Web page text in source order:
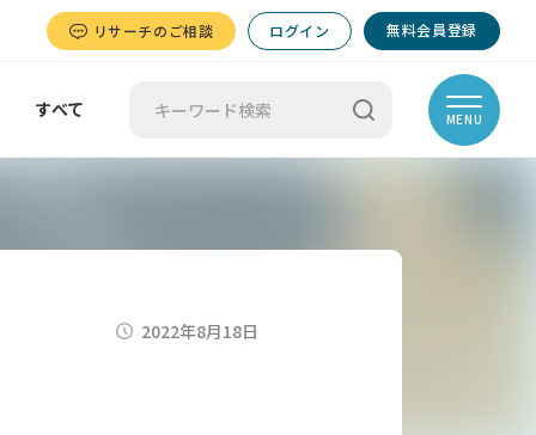
リサーチのご相談 ログイン 無料会員登録
すべて MENU
2022年8月18日